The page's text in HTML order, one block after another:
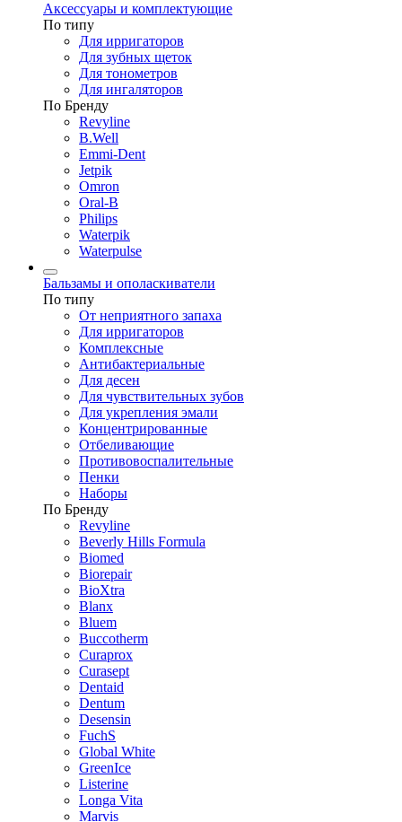
Аксессуары и комплектующие
По типу
Для ирригаторов
Для зубных щеток
Для тонометров
Для ингаляторов
По Бренду
Revyline
B.Well
Emmi-Dent
Jetpik
Omron
Oral-B
Philips
Waterpik
Waterpulse
Бальзамы и ополаскиватели
По типу
От неприятного запаха
Для ирригаторов
Комплексные
Антибактериальные
Для десен
Для чувствительных зубов
Для укрепления эмали
Концентрированные
Отбеливающие
Противовоспалительные
Пенки
Наборы
По Бренду
Revyline
Beverly Hills Formula
Biomed
Biorepair
BioXtra
Blanx
Bluem
Buccotherm
Curaprox
Curasept
Dentaid
Dentum
Desensin
FuchS
Global White
GreenIce
Listerine
Longa Vita
Marvis